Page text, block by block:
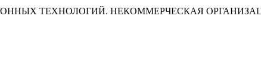
ТЕХНОЛОГИЙ. НЕКОММЕРЧЕСКАЯ